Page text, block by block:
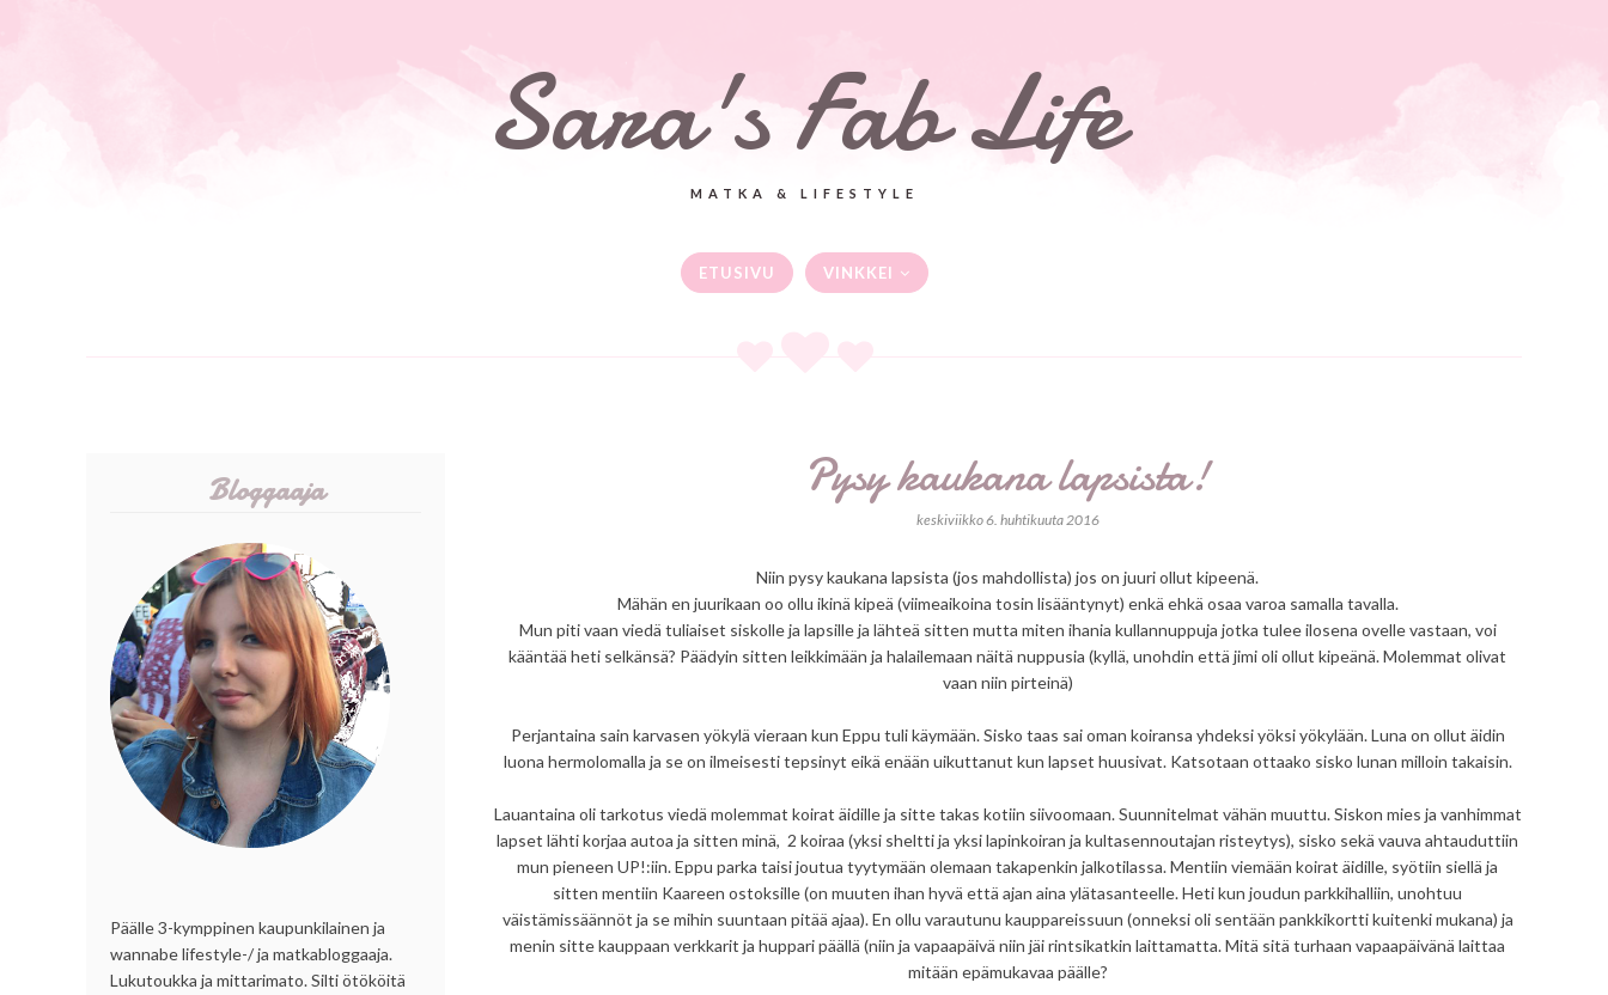
Sara's Fab Life
MATKA & LIFESTYLE
ETUSIVU VINKKEI
Pysy kaukana lapsista!
keskiviikko 6. huhtikuuta 2016
Niin pysy kaukana lapsista (jos mahdollista) jos on juuri ollut kipeenä.
Mähän en juurikaan oo ollu ikinä kipeä (viimeaikoina tosin lisääntynyt) enkä ehkä osaa varoa samalla tavalla.
Mun piti vaan viedä tuliaiset siskolle ja lapsille ja lähteä sitten mutta miten ihania kullannuppuja jotka tulee ilosena ovelle vastaan, voi
kääntää heti selkänsä? Päädyin sitten leikkimään ja halailemaan näitä nuppusia (kyllä, unohdin että jimi oli ollut kipeänä. Molemmat olivat
vaan niin pirteinä)
Perjantaina sain karvasen yökylä vieraan kun Eppu tuli käymään. Sisko taas sai oman koiransa yhdeksi yöksi yökylään. Luna on ollut äidin
luona hermolomalla ja se on ilmeisesti tepsinyt eikä enään uikuttanut kun lapset huusivat. Katsotaan ottaako sisko lunan milloin takaisin.
Lauantaina oli tarkotus viedä molemmat koirat äidille ja sitte takas kotiin siivoomaan. Suunnitelmat vähän muuttu. Siskon mies ja vanhimmat
lapset lähti korjaa autoa ja sitten minä, 2 koiraa (yksi sheltti ja yksi lapinkoiran ja kultasennoutajan risteytys), sisko sekä vauva ahtauduttiin
mun pieneen UP!:iin. Eppu parka taisi joutua tyytymään olemaan takapenkin jalkotilassa. Mentiin viemään koirat äidille, syötiin siellä ja
sitten mentiin Kaareen ostoksille (on muuten ihan hyvä että ajan aina ylätasanteelle. Heti kun joudun parkkihalliin, unohtuu
väistämissäännöt ja se mihin suuntaan pitää ajaa). En ollu varautunu kauppareissuun (onneksi oli sentään pankkikortti kuitenki mukana) ja
menin sitte kauppaan verkkarit ja huppari päällä (niin ja vapaapäivä niin jäi rintsikatkin laittamatta. Mitä sitä turhaan vapaapäivänä laittaa
mitään epämukavaa päälle?
Bloggaaja
Päälle 3-kymppinen kaupunkilainen ja
wannabe lifestyle-/ ja matkabloggaaja.
Lukutoukka ja mittarimato. Silti ötököitä